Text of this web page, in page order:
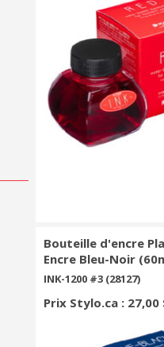
Bouteille d'encre
Encre Bleu-Noir
INK-1200 #3 (28127)
Prix Stylo.ca : 27,00